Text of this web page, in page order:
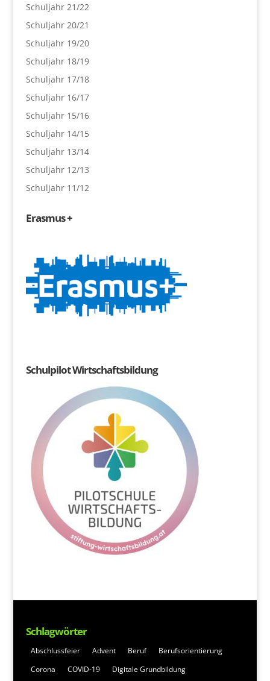
Schuljahr 21/22
Schuljahr 20/21
Schuljahr 19/20
Schuljahr 18/19
Schuljahr 17/18
Schuljahr 16/17
Schuljahr 15/16
Schuljahr 14/15
Schuljahr 13/14
Schuljahr 12/13
Schuljahr 11/12
Erasmus +
Schulpilot Wirtschaftsbildung
Schlagwörter
Abschlussfeier Advent Beruf
Berufsorientierung
Corona
COVID-19 Digitale Grundbildung